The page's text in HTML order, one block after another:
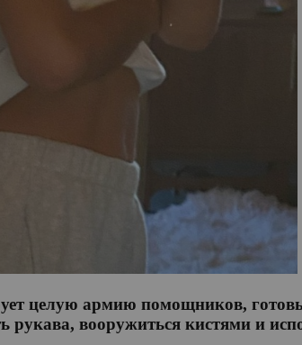
целую армию помощников,
рукава, вооружиться кистями и